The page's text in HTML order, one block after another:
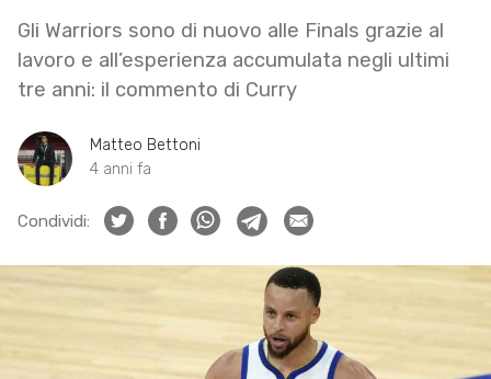
Gli Warriors sono di nuovo alle Finals grazie al
lavoro e all’esperienza accumulata negli ultimi
tre anni: il commento di Curry
Matteo Bettoni
4 anni fa
Condividi: